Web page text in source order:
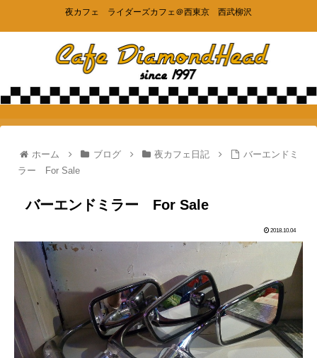
夜カフェ ライダーズカフェ＠西東京 西武柳沢
ホーム ブログ 夜カフェ日記
バーエンドミ
ラー For Sale
バーエンドミラー For Sale
2018.10.04